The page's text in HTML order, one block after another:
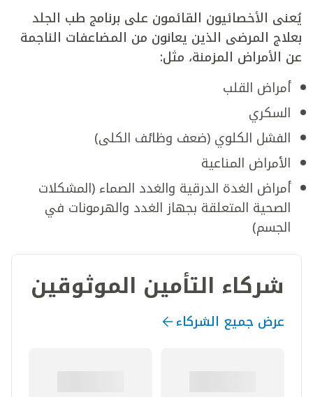
يُعنى الأخصائيون القائمون على برنامج طب الجلد
بعلاج المرضى الذين يعانون من المضاعفات الناجمة
عن الأمراض المزمنة، مثل:
أمراض القلب
السكري
الفشل الكلوي (ضعف وظائف الكلى)
الأمراض المناعية
أمراض الغدة الدرقية والغدد الصماء (المشكلات
الصحية المتعلقة بجهاز الغدد والهرمونات في
الجسم)
شركاء التأمين الموثوقين
عرض جميع الشركاء